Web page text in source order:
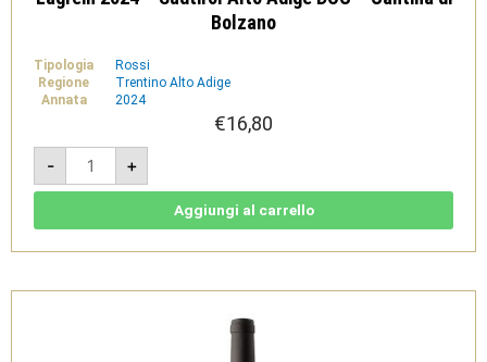
Bolzano
Tipologia
Rossi
Regione
Trentino Alto Adige
Annata
2024
€16,80
-
Lagrein
2024
-
Südtirol
-
Bolzano
+
Aggiungi al carrello